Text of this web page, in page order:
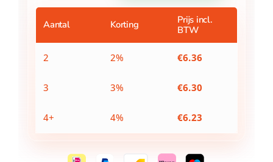
8
Aantal Korting
Prijs incl.
BTW
2 2% €6.36
3 3% €6.30
4+ 4% €6.23